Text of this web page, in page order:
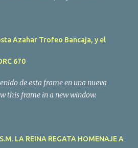
240 del armador José Mª Villes fue
prueba, en la que tomaron parte un
Benicarló y Hepta. La Clase B fue
qué Café, mientras que en Clase C
y gratuitas La II Mandari...
Azahar Trofeo Bancaja, y el
670
de esta frame en una nueva
this frame in a new window.
LA REINA REGATA HOMENAJE A